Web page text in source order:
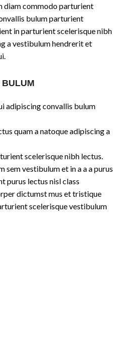
diam commodo parturient
bulum parturient
in parturient scelerisque nibh
a vestibulum hendrerit et
adipiscing convallis bulum
quam a natoque adipiscing a
scelerisque nibh lectus.
sem vestibulum et in a a a purus
purus lectus nisl class
dictumst mus et tristique
scelerisque vestibulum